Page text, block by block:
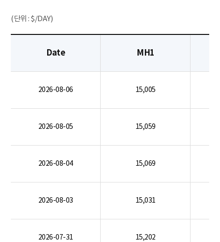
(단위 : $/DAY)
Date MH1
2026-08-06 15,005
2026-08-05 15,059
2026-08-04 15,069
2026-08-03 15,031
2026-07-31 15,202